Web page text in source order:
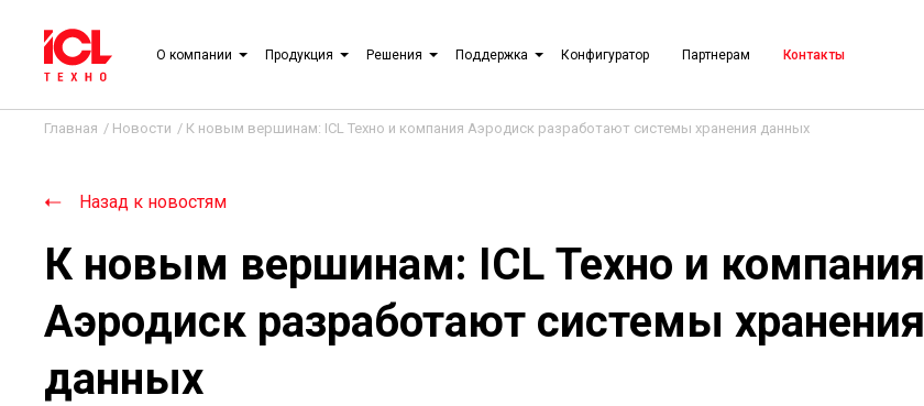
О компании Продукция Решения Поддержка Конфигуратор Партнерам Контакты
Главная / Новости / К новым вершинам: ICL Техно и компания Аэродиск разработают системы хранения данных
Назад к новостям
К новым вершинам: ICL Техно и компания
Аэродиск разработают системы хранения
данных